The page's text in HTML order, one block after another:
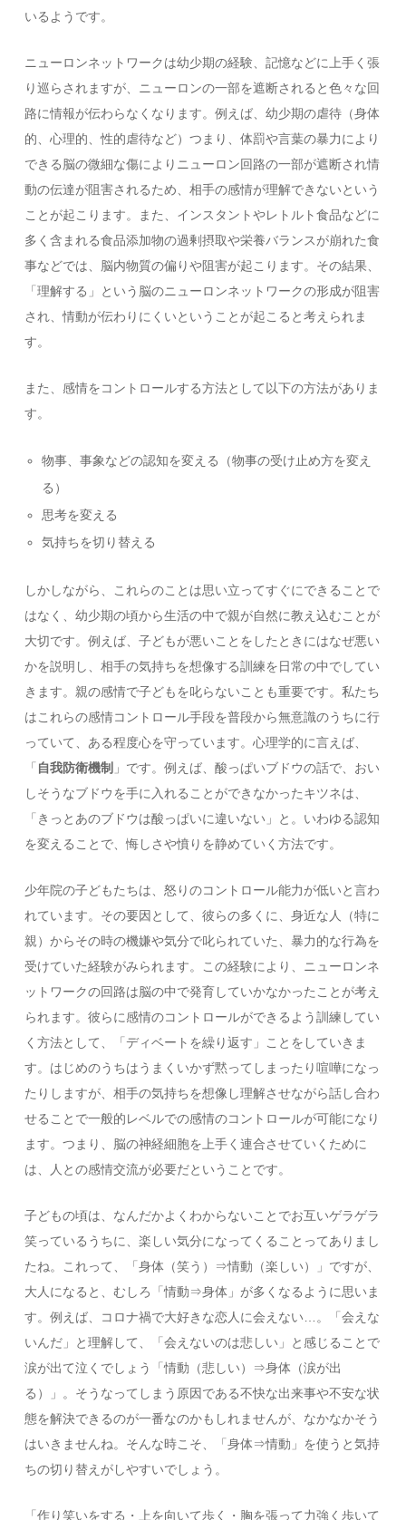
いるようです。
ニューロンネットワークは幼少期の経験、記憶などに上手く張
り巡らされますが、ニューロンの一部を遮断されると色々な回
路に情報が伝わらなくなります。例えば、幼少期の虐待（身体
的、心理的、性的虐待など）つまり、体罰や言葉の暴力により
できる脳の微細な傷によりニューロン回路の一部が遮断され情
動の伝達が阻害されるため、相手の感情が理解できないという
ことが起こります。また、インスタントやレトルト食品などに
多く含まれる食品添加物の過剰摂取や栄養バランスが崩れた食
事などでは、脳内物質の偏りや阻害が起こります。その結果、
「理解する」という脳のニューロンネットワークの形成が阻害
され、情動が伝わりにくいということが起こると考えられま
す。
また、感情をコントロールする方法として以下の方法がありま
す。
物事、事象などの認知を変える（物事の受け止め方を変え
る）
思考を変える
気持ちを切り替える
しかしながら、これらのことは思い立ってすぐにできることで
はなく、幼少期の頃から生活の中で親が自然に教え込むことが
大切です。例えば、子どもが悪いことをしたときにはなぜ悪い
かを説明し、相手の気持ちを想像する訓練を日常の中でしてい
きます。親の感情で子どもを叱らないことも重要です。私たち
はこれらの感情コントロール手段を普段から無意識のうちに行
っていて、ある程度心を守っています。心理学的に言えば、
「 自我防衛機制 」です。例えば、酸っぱいブドウの話で、おい
しそうなブドウを手に入れることができなかったキツネは、
「きっとあのブドウは酸っぱいに違いない」と。いわゆる認知
を変えることで、悔しさや憤りを静めていく方法です。
少年院の子どもたちは、怒りのコントロール能力が低いと言わ
れています。その要因として、彼らの多くに、身近な人（特に
親）からその時の機嫌や気分で叱られていた、暴力的な行為を
受けていた経験がみられます。この経験により、ニューロンネ
ットワークの回路は脳の中で発育していかなかったことが考え
られます。彼らに感情のコントロールができるよう訓練してい
く方法として、「ディベートを繰り返す」ことをしていきま
す。はじめのうちはうまくいかず黙ってしまったり喧嘩になっ
たりしますが、相手の気持ちを想像し理解させながら話し合わ
せることで一般的レベルでの感情のコントロールが可能になり
ます。つまり、脳の神経細胞を上手く連合させていくために
は、人との感情交流が必要だということです。
子どもの頃は、なんだかよくわからないことでお互いゲラゲラ
笑っているうちに、楽しい気分になってくることってありまし
たね。これって、「身体（笑う）⇒情動（楽しい）」ですが、
大人になると、むしろ「情動⇒身体」が多くなるように思いま
す。例えば、コロナ禍で大好きな恋人に会えない…。「会えな
いんだ」と理解して、「会えないのは悲しい」と感じることで
涙が出て泣くでしょう「情動（悲しい）⇒身体（涙が出
る）」。そうなってしまう原因である不快な出来事や不安な状
態を解決できるのが一番なのかもしれませんが、なかなかそう
はいきませんね。そんな時こそ、「身体⇒情動」を使うと気持
ちの切り替えがしやすいでしょう。
「作り笑いをする・上を向いて歩く・胸を張って力強く歩いて